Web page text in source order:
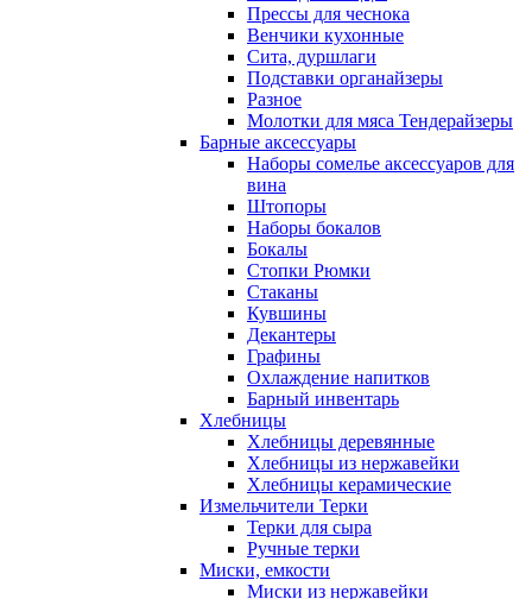
Прессы для чеснока
Венчики кухонные
Сита, дуршлаги
Подставки органайзеры
Разное
Молотки для мяса Тендерайзеры
Барные аксессуары
Наборы сомелье аксессуаров для
вина
Штопоры
Наборы бокалов
Бокалы
Стопки Рюмки
Стаканы
Кувшины
Декантеры
Графины
Охлаждение напитков
Барный инвентарь
Хлебницы
Хлебницы деревянные
Хлебницы из нержавейки
Хлебницы керамические
Измельчители Терки
Терки для сыра
Ручные терки
Миски, емкости
Миски из нержавейки